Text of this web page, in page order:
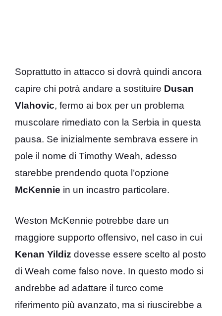
Soprattutto in attacco si dovrà quindi ancora
capire chi potrà andare a sostituire Dusan
Vlahovic, fermo ai box per un problema
muscolare rimediato con la Serbia in questa
pausa. Se inizialmente sembrava essere in
pole il nome di Timothy Weah, adesso
starebbe prendendo quota l’opzione
McKennie in un incastro particolare.
Weston McKennie potrebbe dare un
maggiore supporto offensivo, nel caso in cui
Kenan Yildiz dovesse essere scelto al posto
di Weah come falso nove. In questo modo si
andrebbe ad adattare il turco come
riferimento più avanzato, ma si riuscirebbe a